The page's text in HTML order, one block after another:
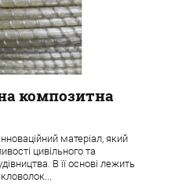
композитна
матеріал, який
цивільного та
В її основі лежить